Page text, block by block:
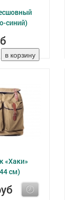
синий)
«Хаки»
см)